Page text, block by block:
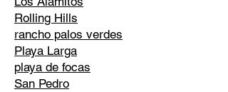
Rolling Hills
rancho palos verdes
Playa Larga
playa de focas
San Pedro